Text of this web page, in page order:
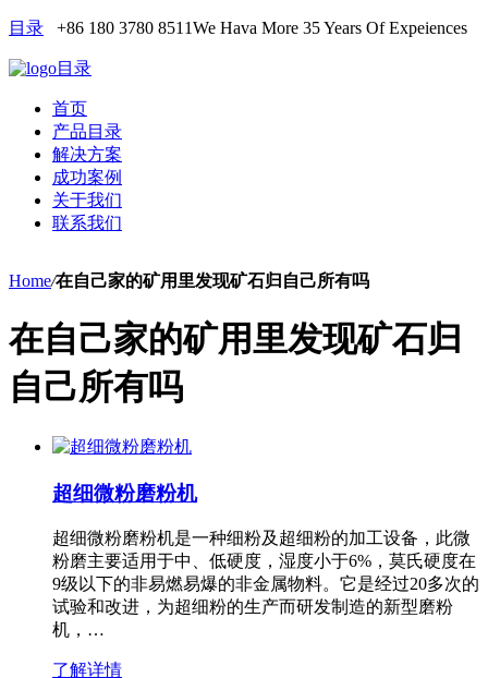
目录 +86 180 3780 8511We Hava More 35 Years Of Expeiences
目录
首页
产品目录
解决方案
成功案例
关于我们
联系我们
Home/在自己家的矿用里发现矿石归自己所有吗
在自己家的矿用里发现矿石归
自己所有吗
超细微粉磨粉机
超细微粉磨粉机是一种细粉及超细粉的加工设备，此微
粉磨主要适用于中、低硬度，湿度小于6%，莫氏硬度在
9级以下的非易燃易爆的非金属物料。它是经过20多次的
试验和改进，为超细粉的生产而研发制造的新型磨粉
机，…
了解详情